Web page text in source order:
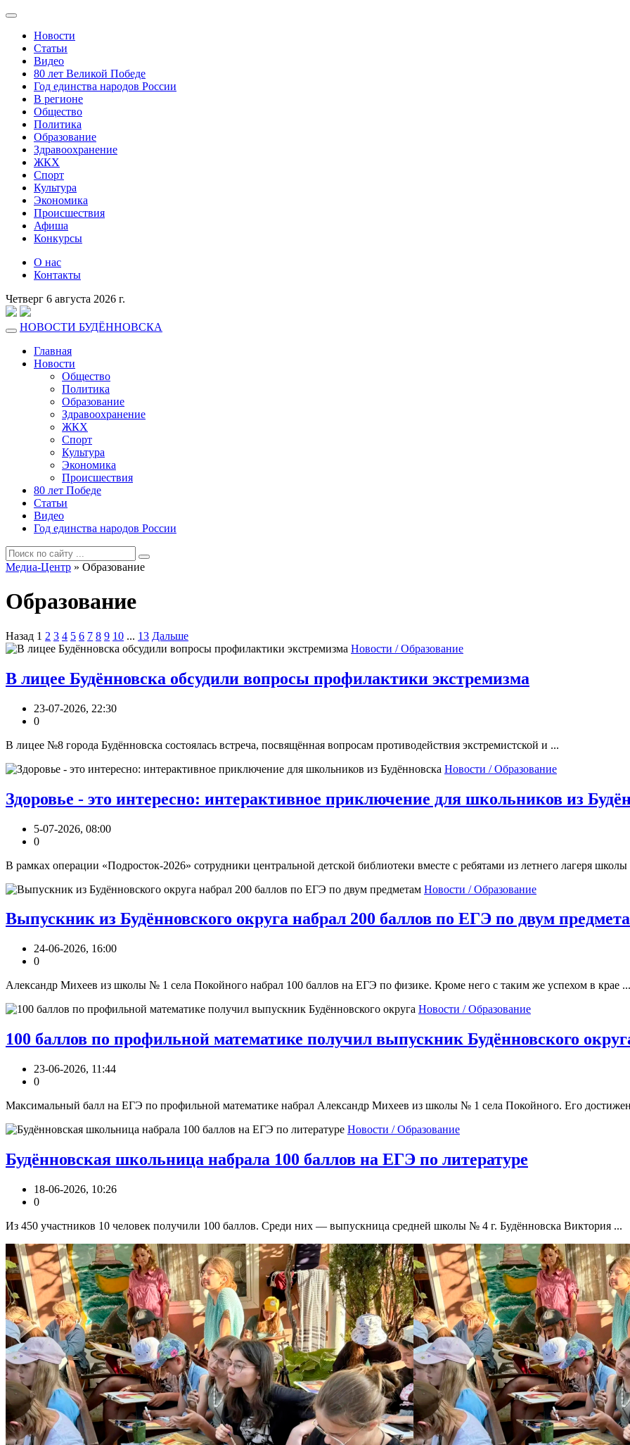
Новости
Статьи
Видео
80 лет Великой Победе
Год единства народов России
В регионе
Общество
Политика
Образование
Здравоохранение
ЖКХ
Спорт
Культура
Экономика
Происшествия
Афиша
Конкурсы
О нас
Контакты
Четверг 6 августа 2026 г.
НОВОСТИ БУДЁННОВСКА
Главная
Новости
Общество
Политика
Образование
Здравоохранение
ЖКХ
Спорт
Культура
Экономика
Происшествия
80 лет Победе
Статьи
Видео
Год единства народов России
Медиа-Центр » Образование
Образование
Назад 1 2 3 4 5 6 7 8 9 10 ... 13 Дальше
Новости / Образование
В лицее Будённовска обсудили вопросы профилактики экстремизма
23-07-2026, 22:30
0
В лицее №8 города Будённовска состоялась встреча, посвящённая вопросам противодействия экстремистской и ...
Новости / Образование
Здоровье - это интересно: интерактивное приключение для школьников из
5-07-2026, 08:00
0
В рамках операции «Подросток‑2026» сотрудники центральной детской библиотеки вместе с ребятами из летнего лагеря школы
Новости / Образование
Выпускник из Будённовского округа набрал 200 баллов по ЕГЭ по двум
24-06-2026, 16:00
0
Александр Михеев из школы № 1 села Покойного набрал 100 баллов на ЕГЭ по физике. Кроме него с таким же успехом в крае ...
Новости / Образование
100 баллов по профильной математике получил выпускник Будённовского
23-06-2026, 11:44
0
Максимальный балл на ЕГЭ по профильной математике набрал Александр Михеев из школы № 1 села Покойного. Его
Новости / Образование
Будённовская школьница набрала 100 баллов на ЕГЭ по литературе
18-06-2026, 10:26
0
Из 450 участников 10 человек получили 100 баллов. Среди них — выпускница средней школы № 4 г. Будённовска Виктория ...